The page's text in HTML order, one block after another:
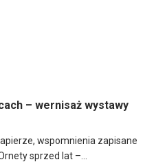
– wernisaż wystawy
wspomnienia zapisane
sprzed lat –...